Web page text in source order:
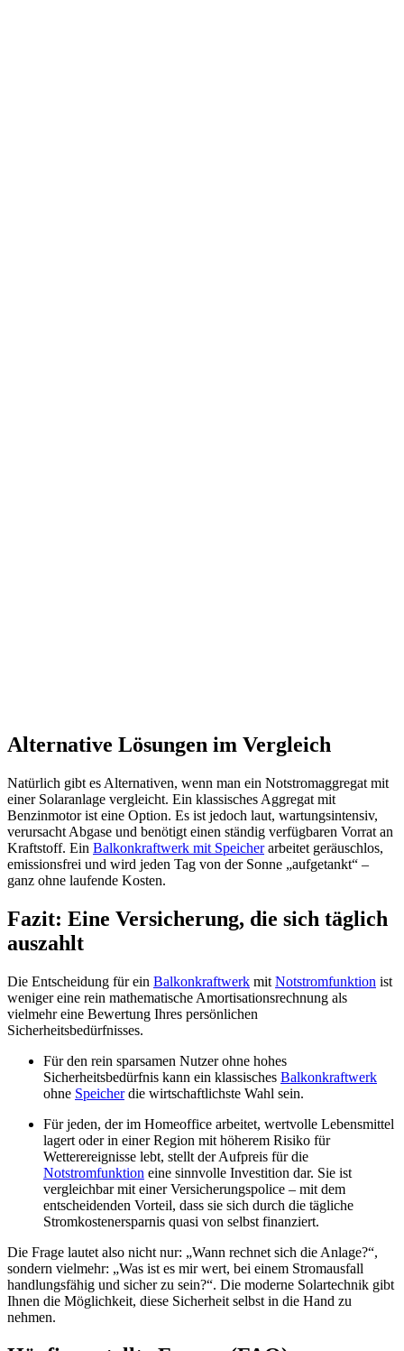
Alternative Lösungen im Vergleich
Natürlich gibt es Alternativen, wenn man ein Notstromaggregat mit
einer Solaranlage vergleicht. Ein klassisches Aggregat mit
Benzinmotor ist eine Option. Es ist jedoch laut, wartungsintensiv,
verursacht Abgase und benötigt einen ständig verfügbaren Vorrat an
Kraftstoff. Ein Balkonkraftwerk mit Speicherarbeitet geräuschlos,
emissionsfrei und wird jeden Tag von der Sonne „aufgetankt“ –
ganz ohne laufende Kosten.
Fazit: Eine Versicherung, die sich täglich
auszahlt
Die Entscheidung für ein Balkonkraftwerk mit Notstromfunktion ist
weniger eine rein mathematische Amortisationsrechnung als
vielmehr eine Bewertung Ihres persönlichen
Sicherheitsbedürfnisses.
Für den rein sparsamen Nutzer ohne hohes
Sicherheitsbedürfnis kann ein klassisches Balkonkraftwerk
ohne Speicherdie wirtschaftlichste Wahl sein.
Für jeden, der im Homeoffice arbeitet, wertvolle Lebensmittel
lagert oder in einer Region mit höherem Risiko für
Wetterereignisse lebt, stellt der Aufpreis für die
Notstromfunktion eine sinnvolle Investition dar. Sie ist
vergleichbar mit einer Versicherungspolice – mit dem
entscheidenden Vorteil, dass sie sich durch die tägliche
Stromkostenersparnis quasi von selbst finanziert.
Die Frage lautet also nicht nur: „Wann rechnet sich die Anlage?“,
sondern vielmehr: „Was ist es mir wert, bei einem Stromausfall
handlungsfähig und sicher zu sein?“. Die moderne Solartechnik gibt
Ihnen die Möglichkeit, diese Sicherheit selbst in die Hand zu
nehmen.